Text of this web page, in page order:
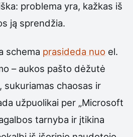
problema yra, kažkas iš
ją sprendžia.
schema prasideda nuo el.
– aukos pašto dėžutė
sukuriamas chaosas ir
užpuolikai per „Microsoft
tarnyba ir įtikina